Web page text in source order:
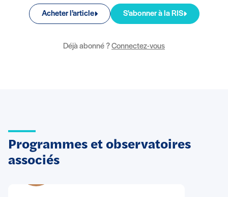
Acheter l’article S'abonner à la RIS
Déjà abonné ?Connectez-vous
Programmes et observatoires
associés